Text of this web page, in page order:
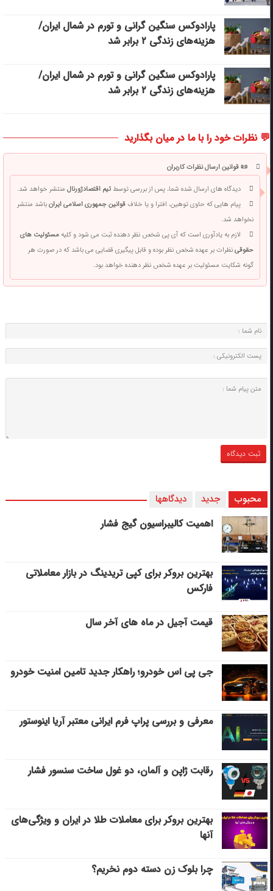
پارادوکس سنگین گرانی و تورم در شمال ایران/
هزینه‌های زندگی ۲ برابر ‌شد
پارادوکس سنگین گرانی و تورم در شمال ایران/
هزینه‌های زندگی ۲ برابر ‌شد
💬 نظرات خود را با ما در میان بگذارید
📜 قوانین ارسال نظرات کاربران
دیدگاه های ارسال شده شما، پس از بررسی توسطتیم اقتصادژورنالمنتشر خواهد شد.
پیام هایی که حاوی توهین، افترا و یا خلافقوانین جمهوری اسلامی ایرانباشد منتشر
نخواهد شد.
لازم به یادآوری است که آی پی شخص نظر دهنده ثبت می شود و کلیهمسئولیت های
حقوقینظرات بر عهده شخص نظر بوده و قابل پیگیری قضایی می باشد که در صورت هر
گونه شکایت مسئولیت بر عهده شخص نظر دهنده خواهد بود.
محبوب جدید دیدگاهها
اهمیت کالیبراسیون گیج فشار
بهترین بروکر برای کپی‌ تریدینگ در بازار معاملاتی
فارکس
قیمت آجیل در ماه های آخر سال
جی پی اس خودرو؛ راهکار جدید تامین امنیت خودرو
معرفی و بررسی پراپ فرم ایرانی معتبر آریا اینوستور
رقابت ژاپن و آلمان، دو غول ساخت سنسور فشار
بهترین بروکر برای معاملات طلا در ایران و ویژگی‌های
آنها
چرا بلوک زن دسته دوم نخریم؟